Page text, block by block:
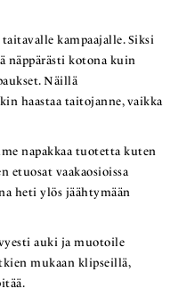
kampaajalle. Siksi
näppärästi kotona kuin
Näillä
haastaa taitojanne, vaikka
napakkaa tuotetta kuten
etuosat vaakaosioissa
heti ylös jäähtymään
auki ja muotoile
mukaan klipseillä,